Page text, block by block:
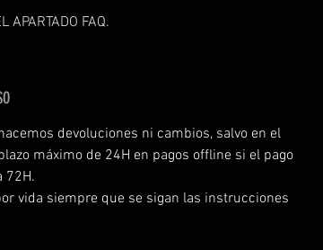
APARTADO FAQ.
devoluciones ni cambios, salvo en el
máximo de 24H en pagos offline si el pago
72H.
vida siempre que se sigan las instrucciones